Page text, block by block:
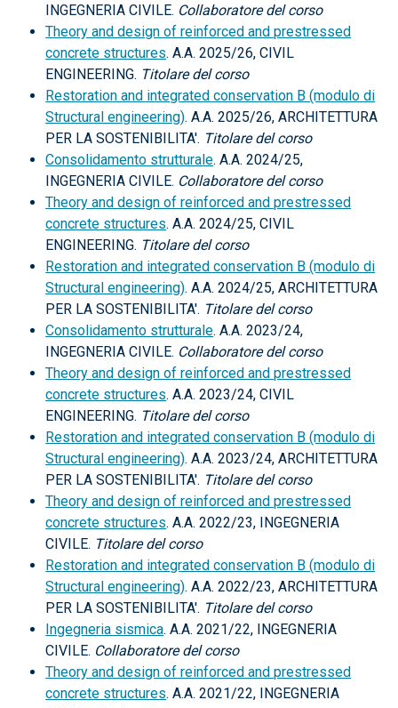
INGEGNERIA CIVILE. Collaboratore del corso
Theory and design of reinforced and prestressed
concrete structures. A.A. 2025/26, CIVIL
ENGINEERING. Titolare del corso
Restoration and integrated conservation B (modulo di
Structural engineering). A.A. 2025/26, ARCHITETTURA
PER LA SOSTENIBILITA'. Titolare del corso
Consolidamento strutturale. A.A. 2024/25,
INGEGNERIA CIVILE. Collaboratore del corso
Theory and design of reinforced and prestressed
concrete structures. A.A. 2024/25, CIVIL
ENGINEERING. Titolare del corso
Restoration and integrated conservation B (modulo di
Structural engineering). A.A. 2024/25, ARCHITETTURA
PER LA SOSTENIBILITA'. Titolare del corso
Consolidamento strutturale. A.A. 2023/24,
INGEGNERIA CIVILE. Collaboratore del corso
Theory and design of reinforced and prestressed
concrete structures. A.A. 2023/24, CIVIL
ENGINEERING. Titolare del corso
Restoration and integrated conservation B (modulo di
Structural engineering). A.A. 2023/24, ARCHITETTURA
PER LA SOSTENIBILITA'. Titolare del corso
Theory and design of reinforced and prestressed
concrete structures. A.A. 2022/23, INGEGNERIA
CIVILE. Titolare del corso
Restoration and integrated conservation B (modulo di
Structural engineering). A.A. 2022/23, ARCHITETTURA
PER LA SOSTENIBILITA'. Titolare del corso
Ingegneria sismica. A.A. 2021/22, INGEGNERIA
CIVILE. Collaboratore del corso
Theory and design of reinforced and prestressed
concrete structures. A.A. 2021/22, INGEGNERIA